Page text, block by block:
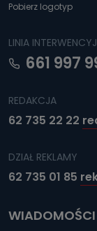
Pobierz logotyp
LINIA
661 997
REDAKCJA
62 735 22 22
DZIAŁ REKLAMY
62 735 01 85
WIADOMOŚCI